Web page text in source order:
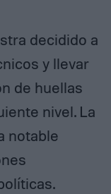
decidido a
y llevar
de huellas
nivel. La
notable